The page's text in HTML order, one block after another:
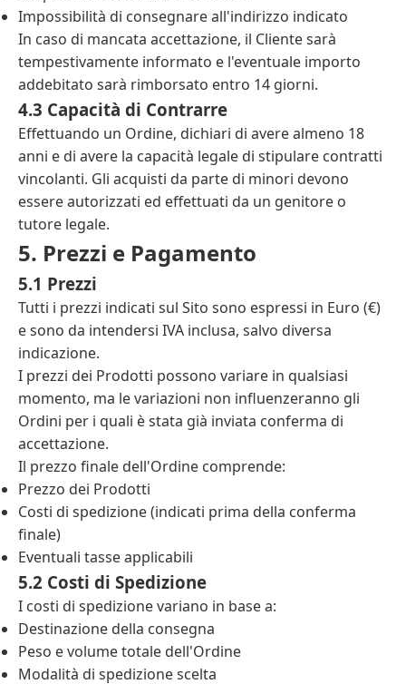
Impossibilità di consegnare all'indirizzo indicato
In caso di mancata accettazione, il Cliente sarà
tempestivamente informato e l'eventuale importo
addebitato sarà rimborsato entro 14 giorni.
4.3 Capacità di Contrarre
Effettuando un Ordine, dichiari di avere almeno 18
anni e di avere la capacità legale di stipulare contratti
vincolanti. Gli acquisti da parte di minori devono
essere autorizzati ed effettuati da un genitore o
tutore legale.
5. Prezzi e Pagamento
5.1 Prezzi
Tutti i prezzi indicati sul Sito sono espressi in Euro (€)
e sono da intendersi IVA inclusa, salvo diversa
indicazione.
I prezzi dei Prodotti possono variare in qualsiasi
momento, ma le variazioni non influenzeranno gli
Ordini per i quali è stata già inviata conferma di
accettazione.
Il prezzo finale dell'Ordine comprende:
Prezzo dei Prodotti
Costi di spedizione (indicati prima della conferma
finale)
Eventuali tasse applicabili
5.2 Costi di Spedizione
I costi di spedizione variano in base a:
Destinazione della consegna
Peso e volume totale dell'Ordine
Modalità di spedizione scelta